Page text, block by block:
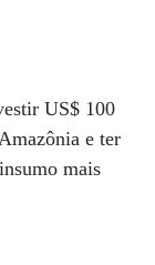
US$ 100
e ter
mais